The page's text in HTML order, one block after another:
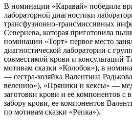
В номинации «Каравай» победила
лабораторной диагностики
трансфузионно-трансмиссивных
Севернева, которая приготовила
номинации «Торт» первое место
диагностической лаборатории с
совместимой крови и консультаций
мотивам сказки «Колобок»), в
— сестра-хозяйка Валентина
велению»), «Пряники и кексы» —
заготовки крови и ее компонентов с
забору крови, ее компонентов
по мотивам сказки «Репка»).